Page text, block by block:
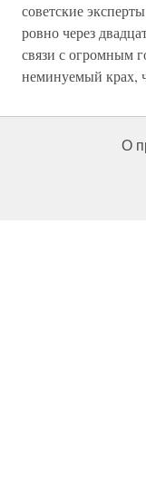
советские
ровно через
связи с огромным
неминуемый крах,
О